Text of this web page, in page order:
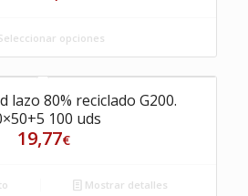
opciones
lazo 80% reciclado G200.
100 uds
19,77€
Mostrar detalles